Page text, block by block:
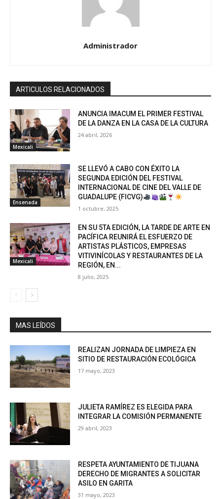
Administrador
ARTICULOS RELACIONADOS
Mexicali
ANUNCIA IMACUM EL PRIMER FESTIVAL
DE LA DANZA EN LA CASA DE LA CULTURA
24 abril, 2026
Ensenada
SE LLEVÓ A CABO CON ÉXITO LA
SEGUNDA EDICIÓN DEL FESTIVAL
INTERNACIONAL DE CINE DEL VALLE DE
GUADALUPE (FICVG)
1 octubre, 2025
Mexicali
EN SU 5TA EDICIÓN, LA TARDE DE ARTE EN
PACÍFICA REUNIRÁ EL ESFUERZO DE
ARTISTAS PLÁSTICOS, EMPRESAS
VITIVINÍCOLAS Y RESTAURANTES DE LA
REGIÓN, EN...
8 julio, 2025
MAS LEÍDOS
REALIZAN JORNADA DE LIMPIEZA EN
SITIO DE RESTAURACIÓN ECOLÓGICA
17 mayo, 2023
JULIETA RAMÍREZ ES ELEGIDA PARA
INTEGRAR LA COMISIÓN PERMANENTE
29 abril, 2023
RESPETA AYUNTAMIENTO DE TIJUANA
DERECHO DE MIGRANTES A SOLICITAR
ASILO EN GARITA
31 mayo, 2023